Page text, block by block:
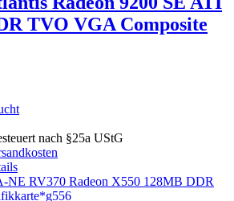
TVO VGA Composite
nach §25a UStG